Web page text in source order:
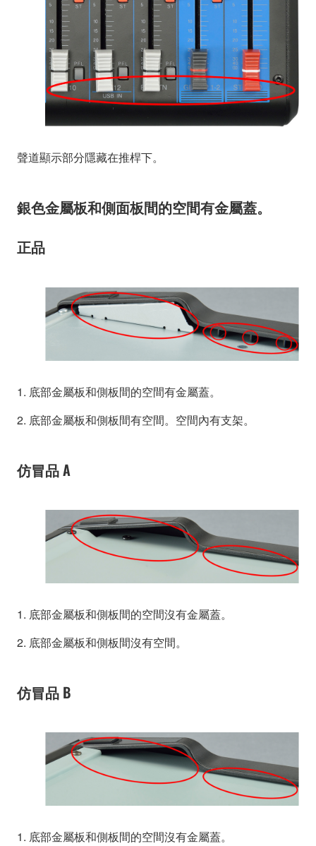
聲道顯示部分隱藏在推桿下。
銀色金屬板和側面板間的空間有金屬蓋。
正品
1. 底部金屬板和側板間的空間有金屬蓋。
2. 底部金屬板和側板間有空間。空間內有支架。
仿冒品 A
1. 底部金屬板和側板間的空間沒有金屬蓋。
2. 底部金屬板和側板間沒有空間。
仿冒品 B
1. 底部金屬板和側板間的空間沒有金屬蓋。